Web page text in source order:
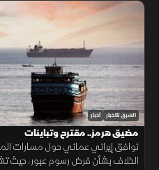
الشرق للأخبار أخبار
مضيق هرمز.. مقترح وتباينات
توافق إيراني عماني حول مسارات
الخلاف بشأن فرض رسوم عبور، حيث